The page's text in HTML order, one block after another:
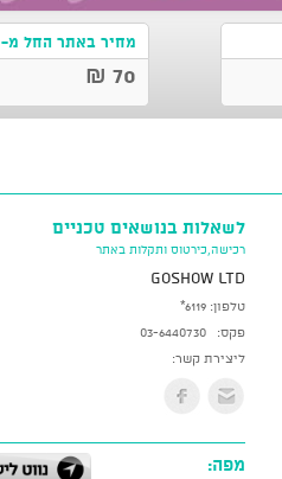
מחיר באתר החל מ-
70 ₪
לשאלות בנושאים טכניים
רכישה,כירטוס ותקלות באתר
GoShow LTD
טלפון: *6119
פקס:
03-6440730
ליצירת קשר:
מפה: